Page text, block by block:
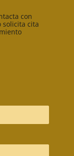
con
solicita cita